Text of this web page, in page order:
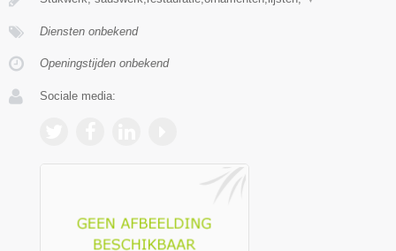
Diensten onbekend
Openingstijden onbekend
Sociale media: